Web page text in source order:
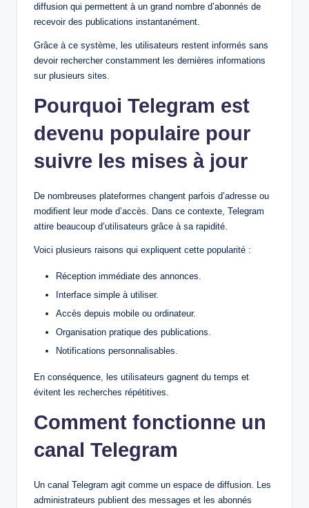
diffusion qui permettent à un grand nombre d’abonnés de
recevoir des publications instantanément.
Grâce à ce système, les utilisateurs restent informés sans
devoir rechercher constamment les dernières informations
sur plusieurs sites.
Pourquoi Telegram est
devenu populaire pour
suivre les mises à jour
De nombreuses plateformes changent parfois d’adresse ou
modifient leur mode d’accès. Dans ce contexte, Telegram
attire beaucoup d’utilisateurs grâce à sa rapidité.
Voici plusieurs raisons qui expliquent cette popularité :
Réception immédiate des annonces.
Interface simple à utiliser.
Accès depuis mobile ou ordinateur.
Organisation pratique des publications.
Notifications personnalisables.
En conséquence, les utilisateurs gagnent du temps et
évitent les recherches répétitives.
Comment fonctionne un
canal Telegram
Un canal Telegram agit comme un espace de diffusion. Les
administrateurs publient des messages et les abonnés